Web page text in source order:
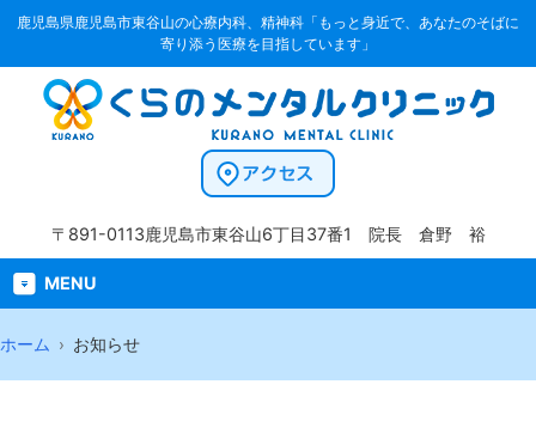
鹿児島県鹿児島市東谷山の心療内科、精神科「もっと身近で、あなたのそばに
寄り添う医療を目指しています」
〒891-0113鹿児島市東谷山6丁目37番1 院長 倉野 裕
MENU
ホーム お知らせ